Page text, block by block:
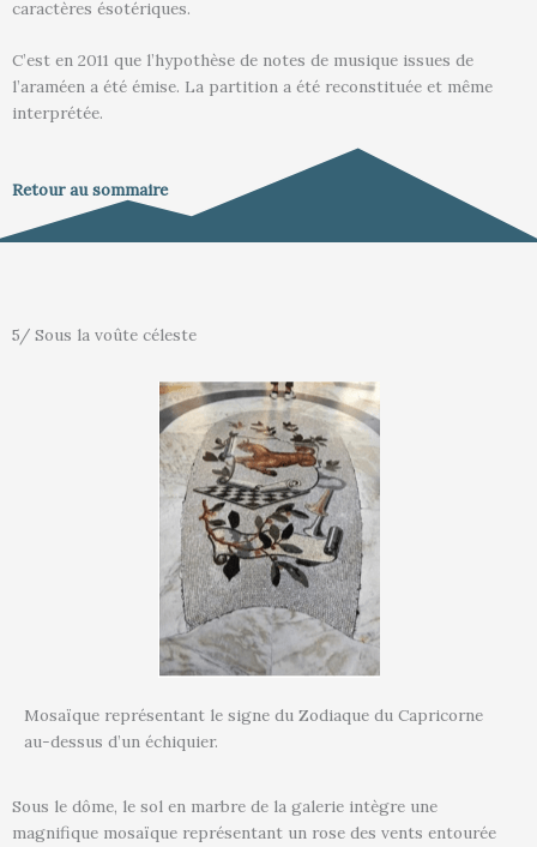
caractères ésotériques.
C’est en 2011 que l’hypothèse de notes de musique issues de
l’araméen a été émise. La partition a été reconstituée et même
interprétée.
Retour au sommaire
5/ Sous la voûte céleste
Mosaïque représentant le signe du Zodiaque du Capricorne
au-dessus d’un échiquier.
Sous le dôme, le sol en marbre de la galerie intègre une
magnifique mosaïque représentant un rose des vents entourée